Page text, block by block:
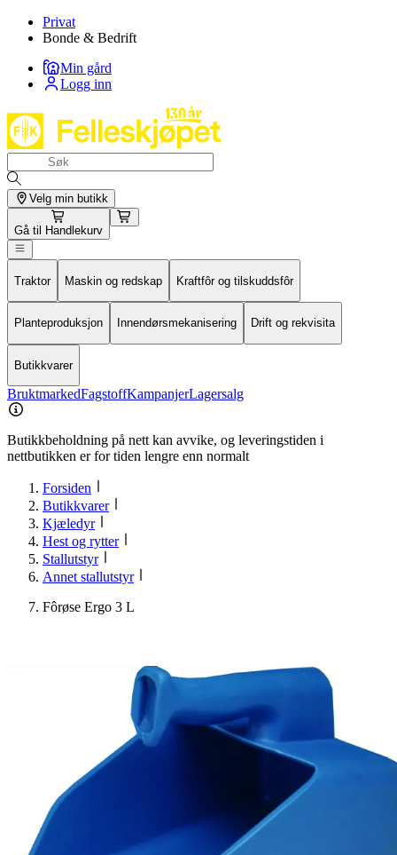
Privat
Bonde & Bedrift
Min gård
Logg inn
Velg min butikk
Gå til Handlekurv
Traktor Maskin og redskap Kraftfôr og tilskuddsfôr
Planteproduksjon Innendørsmekanisering Drift og rekvisita
Butikkvarer
BruktmarkedFagstoffKampanjerLagersalg
Butikkbeholdning på nett kan avvike, og leveringstiden i
nettbutikken er for tiden lengre enn normalt
Forsiden
Butikkvarer
Kjæledyr
Hest og rytter
Stallutstyr
Annet stallutstyr
Fôrøse Ergo 3 L